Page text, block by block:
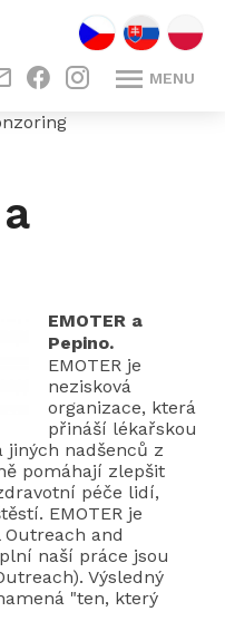
CZ SK PL
. . MENU
EMOTER a
Pepino.
EMOTER je
nezisková
organizace, která
přináší lékařskou
jiných nadšenců z
pomáhají zlepšit
péče lidí,
EMOTER je
and
naší práce jsou
Výsledný
"ten, který